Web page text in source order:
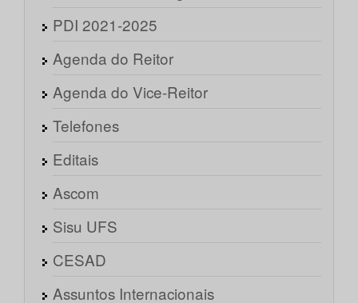
PDI 2021-2025
Agenda do Reitor
Agenda do Vice-Reitor
Telefones
Editais
Ascom
Sisu UFS
CESAD
Assuntos Internacionais